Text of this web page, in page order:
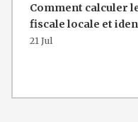
Comment calculer
fiscale locale et
21 Jul